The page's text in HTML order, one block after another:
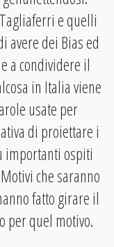
e quelli
avere dei Bias ed
a condividere il
in Italia viene
usate per
di proiettare i
importanti ospiti
che saranno
fatto girare il
per quel motivo.